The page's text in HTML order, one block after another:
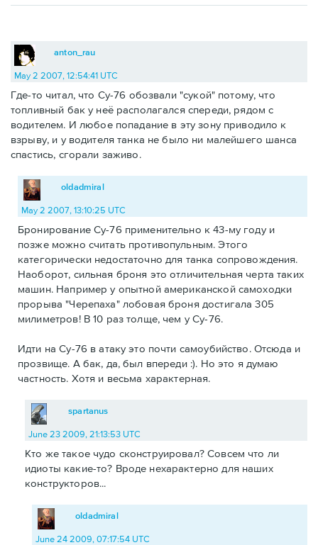
anton_rau
May 2 2007, 12:54:41 UTC
Где-то читал, что Су-76 обозвали "сукой" потому, что
топливный бак у неё располагался спереди, рядом с
водителем. И любое попадание в эту зону приводило к
взрыву, и у водителя танка не было ни малейшего шанса
спастись, сгорали заживо.
oldadmiral
May 2 2007, 13:10:25 UTC
Бронирование Су-76 применительно к 43-му году и
позже можно считать противопульным. Этого
категорически недостаточно для танка сопровождения.
Наоборот, сильная броня это отличительная черта таких
машин. Например у опытной американской самоходки
прорыва "Черепаха" лобовая броня достигала 305
милиметров! В 10 раз толще, чем у Су-76.
Идти на Су-76 в атаку это почти самоубийство. Отсюда и
прозвище. А бак, да, был впереди :). Но это я думаю
частность. Хотя и весьма характерная.
spartanus
June 23 2009, 21:13:53 UTC
Кто же такое чудо сконструировал? Совсем что ли
идиоты какие-то? Вроде нехарактерно для наших
конструкторов...
oldadmiral
June 24 2009, 07:17:54 UTC